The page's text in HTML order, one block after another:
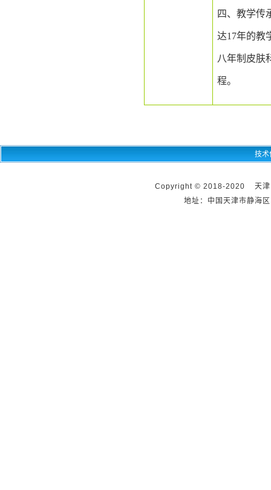
四、教学传
达17年的教
八年制皮肤
程。
技术
Copyright © 2018-2020 天津
地址：中国天津市静海